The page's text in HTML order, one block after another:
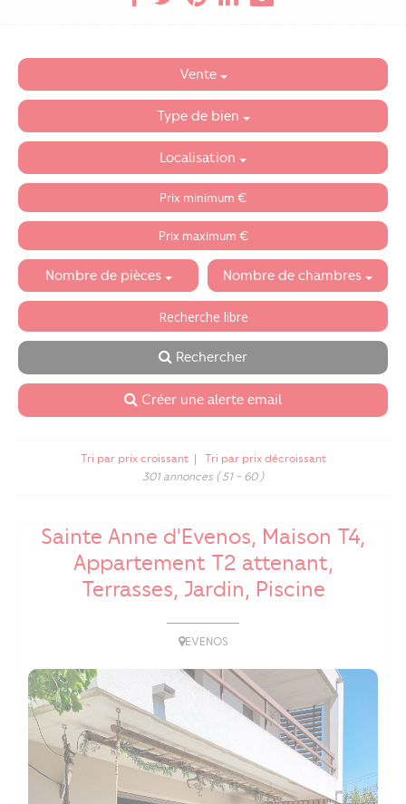
Vente
Type de bien
Localisation
Nombre de pièces Nombre de chambres
Rechercher
Créer une alerte email
Tri par prix croissant |
Tri par prix décroissant
301 annonces ( 51 - 60 )
Sainte Anne d'Evenos, Maison T4,
Appartement T2 attenant,
Terrasses, Jardin, Piscine
EVENOS